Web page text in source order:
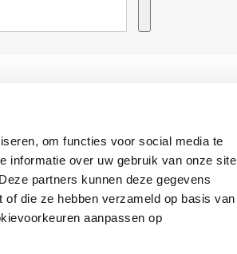
om functies voor social media te
informatie over uw gebruik van onze site
partners kunnen deze gegevens
die ze hebben verzameld op basis van
aanpassen op
Instagram
helpdesk@readshop.nl
088 - 133 84 32